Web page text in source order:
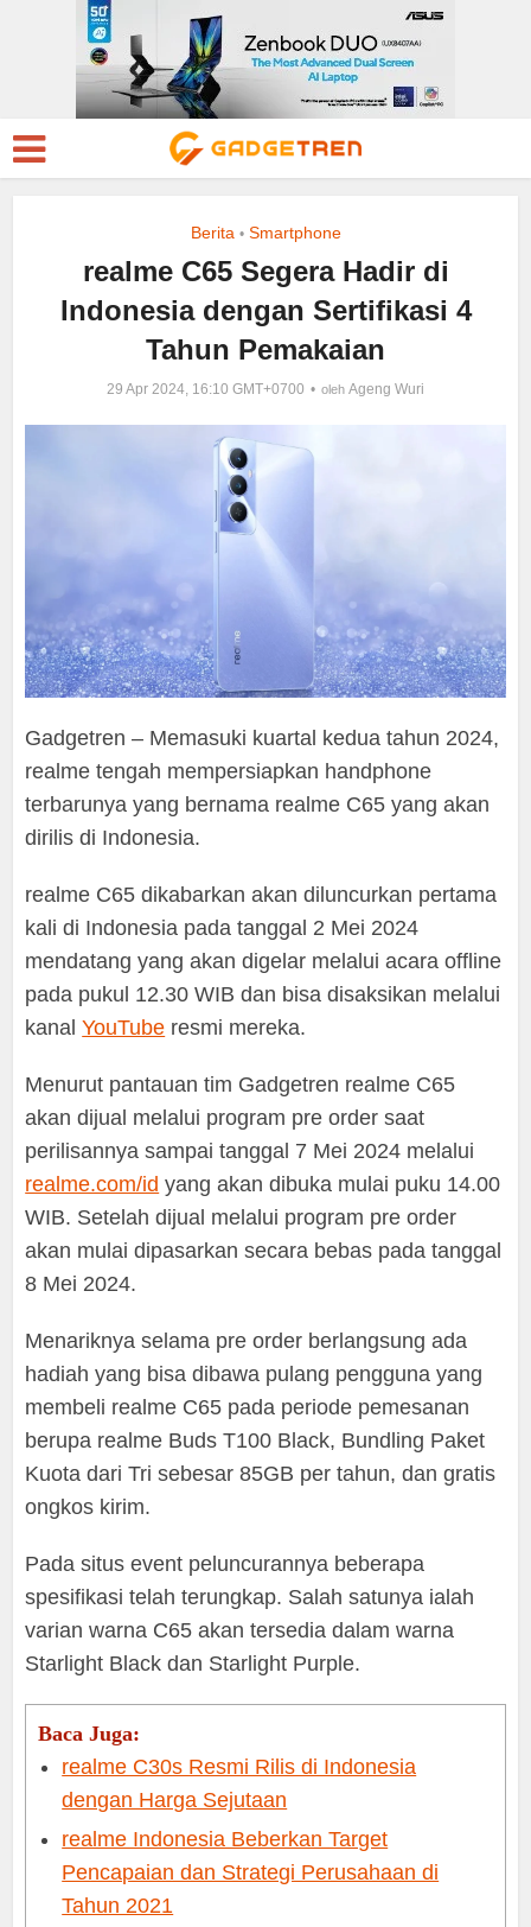
Berita • Smartphone
realme C65 Segera Hadir di
Indonesia dengan Sertifikasi 4
Tahun Pemakaian
29 Apr 2024, 16:10 GMT+0700 oleh Ageng Wuri
Gadgetren – Memasuki kuartal kedua tahun 2024,
realme tengah mempersiapkan handphone
terbarunya yang bernama realme C65 yang akan
dirilis di Indonesia.
realme C65 dikabarkan akan diluncurkan pertama
kali di Indonesia pada tanggal 2 Mei 2024
mendatang yang akan digelar melalui acara offline
pada pukul 12.30 WIB dan bisa disaksikan melalui
kanalYouTube resmi mereka.
Menurut pantauan tim Gadgetren realme C65
akan dijual melalui program pre order saat
perilisannya sampai tanggal 7 Mei 2024 melalui
realme.com/id yang akan dibuka mulai puku 14.00
WIB. Setelah dijual melalui program pre order
akan mulai dipasarkan secara bebas pada tanggal
8 Mei 2024.
Menariknya selama pre order berlangsung ada
hadiah yang bisa dibawa pulang pengguna yang
membeli realme C65 pada periode pemesanan
berupa realme Buds T100 Black, Bundling Paket
Kuota dari Tri sebesar 85GB per tahun, dan gratis
ongkos kirim.
Pada situs event peluncurannya beberapa
spesifikasi telah terungkap. Salah satunya ialah
varian warna C65 akan tersedia dalam warna
Starlight Black dan Starlight Purple.
Baca Juga:
realme C30s Resmi Rilis di Indonesia
dengan Harga Sejutaan
realme Indonesia Beberkan Target
Pencapaian dan Strategi Perusahaan di
Tahun 2021